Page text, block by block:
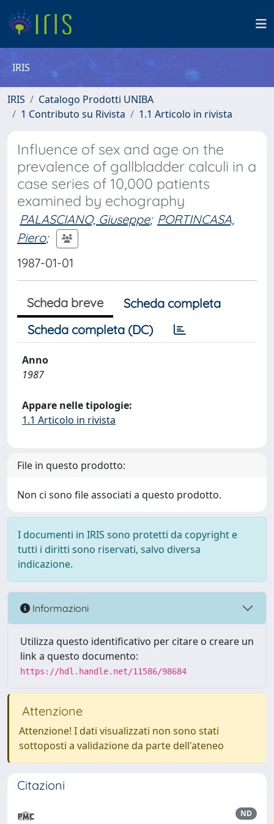
IRIS
IRIS
Catalogo Prodotti UNIBA
1 Contributo su Rivista
1.1 Articolo in rivista
Influence of sex and age on the
prevalence of gallbladder calculi in a
case series of 10,000 patients
examined by echography
PALASCIANO, Giuseppe; PORTINCASA,
Piero;
1987-01-01
Scheda breve
Scheda completa
Scheda completa (DC)
Anno
1987
Appare nelle tipologie:
1.1 Articolo in rivista
File in questo prodotto:
Non ci sono file associati a questo prodotto.
I documenti in IRIS sono protetti da copyright e
tutti i diritti sono riservati, salvo diversa
indicazione.
Informazioni
Utilizza questo identificativo per citare o creare un
link a questo documento:
https://hdl.handle.net/11586/98684
Attenzione
Attenzione! I dati visualizzati non sono stati
sottoposti a validazione da parte dell'ateneo
Citazioni
ND